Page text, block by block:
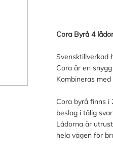
Cora Byrå 4
Svensktillverkad
Cora är en
Kombineras
Cora byrå finns i
beslag i tålig
Lådorna är
hela vägen för